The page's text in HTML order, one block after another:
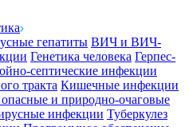
гепатиты ВИЧ и ВИЧ-
Генетика человека Герпес-
септические инфекции
тракта Кишечные инфекции
и природно-очаговые
инфекции Туберкулез